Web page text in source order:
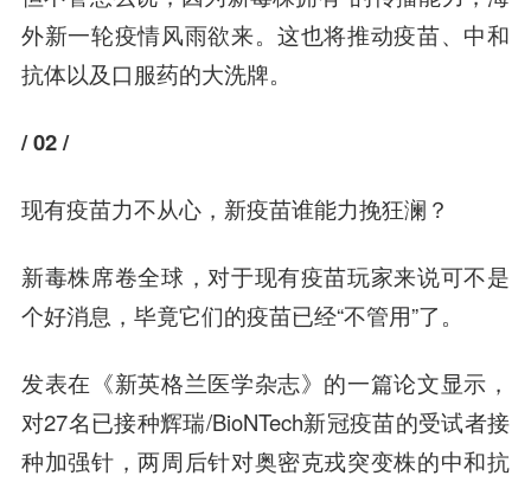
外新一轮疫情风雨欲来。这也将推动疫苗、中和
抗体以及口服药的大洗牌。
/ 02 /
现有疫苗力不从心， 新疫苗谁能力挽狂澜？
新毒株席卷全球，对于现有疫苗玩家来说可不是
个好消息，毕竟它们的疫苗已经“不管用”了。
发表在《新英格兰医学杂志》的一篇论文显示，
对27名已接种辉瑞/BioNTech新冠疫苗的受试者接
种加强针，两周后针对奥密克戎突变株的中和抗